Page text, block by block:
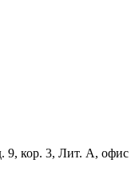
9, кор. 3, Лит. А, офис